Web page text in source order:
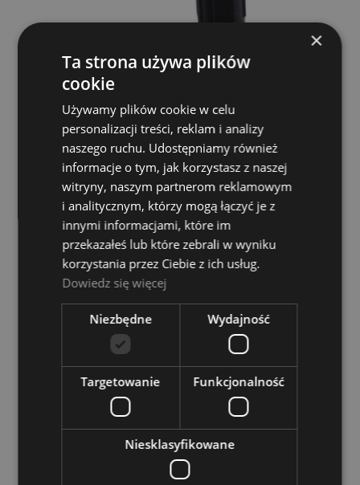
Przejściówka RCA-RCA - Pig Hog PA2RCAF
RCA F RCA F Adapter 2pack
Pig Hog
13,00 zł
DO KOSZYKA
×
Ta strona używa plików
cookie
Używamy plików cookie w celu
personalizacji treści, reklam i analizy
naszego ruchu. Udostępniamy również
informacje o tym, jak korzystasz z naszej
witryny, naszym partnerom reklamowym
i analitycznym, którzy mogą łączyć je z
innymi informacjami, które im
przekazałeś lub które zebrali w wyniku
korzystania przez Ciebie z ich usług.
Dowiedz się więcej
Niezbędne Wydajność
Targetowanie Funkcjonalność
Niesklasyfikowane